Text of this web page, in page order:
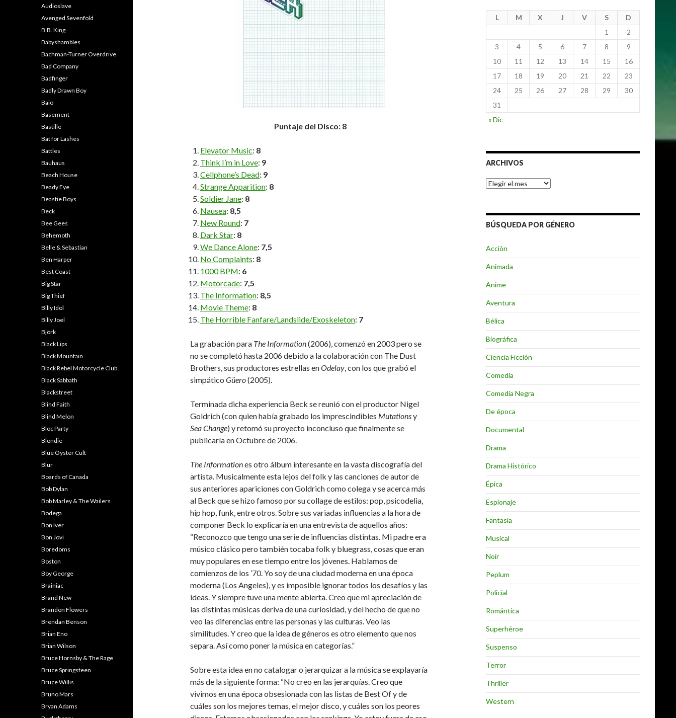
Puntaje del Disco: 8
Elevator Music: 8
Think I’m in Love: 9
Cellphone’s Dead: 9
Strange Apparition: 8
Soldier Jane: 8
Nausea: 8,5
New Round: 7
Dark Star: 8
We Dance Alone: 7,5
No Complaints: 8
1000 BPM: 6
Motorcade: 7,5
The Information: 8,5
Movie Theme: 8
The Horrible Fanfare/Landslide/Exoskeleton: 7
La grabación para The Information(2006), comenzó en 2003 pero se
no se completó hasta 2006 debido a la colaboración con The Dust
Brothers, sus productores estrellas enOdelay, con los que grabó el
simpático Güero(2005).
Terminada dicha experiencia Beck se reunió con el productor Nigel
Goldrich (con quien había grabado los imprescindibles Mutationsy
Sea Change) y retomó su proyecto inconcluso que finalmente se
publicaría en Octubre de 2006.
The Informationes otro álbum interesante en la vasta discografía del
artista. Musicalmente esta lejos del folk y las canciones de autor de
sus anteriores apariciones con Goldrich como colega y se acerca más
al Beck que se hizo famoso por su collage de estilos: pop, psicodelia,
hip hop, funk, entre otros. Sobre sus variadas influencias a la hora de
componer Beck lo explicaría en una entrevista de aquellos años:
“Reconozco que tengo una serie de influencias distintas. Mi padre era
músico clásico pero también tocaba folk y bluegrass, cosas que eran
muy populares en ese tiempo entre los jóvenes. Hablamos de
comienzos de los ’70. Yo soy de una ciudad moderna en una época
moderna (Los Angeles), y es imposible ignorar todos los desafíos y las
ideas. Y siempre tuve una mente abierta. Creo que mi apreciación de
las distintas músicas deriva de una curiosidad, y del hecho de que no
veo las diferencias entre las personas y las culturas. Veo las
similitudes. Y creo que la idea de géneros es otro elemento que nos
separa. Así como poner la música en categorías.”
Sobre esta idea en no catalogar o jerarquizar a la música se explayaría
más de la siguiente forma: “No creo en las jerarquías. Creo que
vivimos en una época obsesionada con las listas de Best Of y de
cuáles son los mejores temas, el mejor disco, y cuáles son los peores
L M X J V S
D
1
2
3
4 5 6 7 8
9
10
11 12 13 14 15
16
17
18 19 20 21 22
23
24
25 26 27 28 29
30
31
« Dic
ARCHIVOS
Archivos
BÚSQUEDA POR GÉNERO
Acción
Animada
Anime
Aventura
Bélica
Biográfica
Ciencia Ficción
Comedia
Comedia Negra
De época
Documental
Drama
Drama Histórico
Épica
Espionaje
Fantasia
Musical
Noir
Peplum
Policial
Romántica
Superhéroe
Suspenso
Terror
Thriller
Western
Audioslave
Avenged Sevenfold
B.B. King
Babyshambles
Bachman-Turner Overdrive
Bad Company
Badfinger
Badly Drawn Boy
Baio
Basement
Bastille
Bat for Lashes
Battles
Bauhaus
Beach House
Beady Eye
Beastie Boys
Beck
Bee Gees
Behemoth
Belle & Sebastian
Ben Harper
Best Coast
Big Star
Big Thief
Billy Idol
Billy Joel
Björk
Black Lips
Black Mountain
Black Rebel Motorcycle Club
Black Sabbath
Blackstreet
Blind Faith
Blind Melon
Bloc Party
Blondie
Blue Öyster Cult
Blur
Boards of Canada
Bob Dylan
Bob Marley & The Wailers
Bodega
Bon Iver
Bon Jovi
Boredoms
Boston
Boy George
Brainiac
Brand New
Brandon Flowers
Brendan Benson
Brian Eno
Brian Wilson
Bruce Hornsby & The Rage
Bruce Springsteen
Bruce Willis
Bruno Mars
Bryan Adams